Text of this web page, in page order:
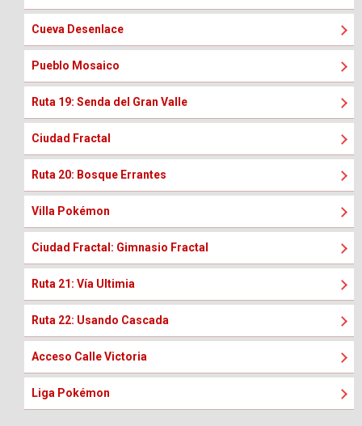
Cueva Desenlace
Pueblo Mosaico
Ruta 19: Senda del Gran Valle
Ciudad Fractal
Ruta 20: Bosque Errantes
Villa Pokémon
Ciudad Fractal: Gimnasio Fractal
Ruta 21: Vía Ultimia
Ruta 22: Usando Cascada
Acceso Calle Victoria
Liga Pokémon